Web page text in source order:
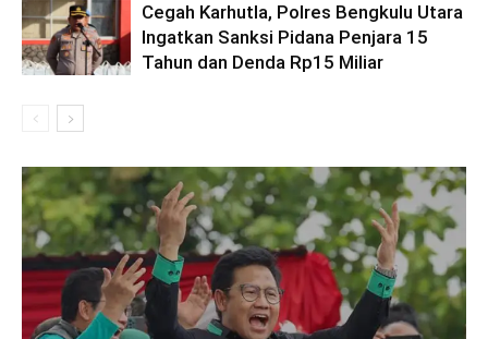
Cegah Karhutla, Polres Bengkulu Utara
Ingatkan Sanksi Pidana Penjara 15
Tahun dan Denda Rp15 Miliar